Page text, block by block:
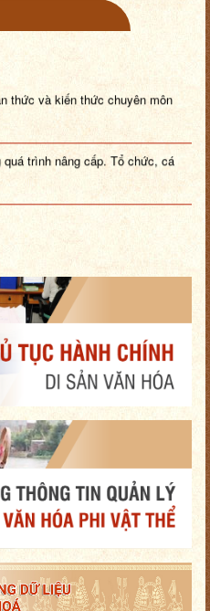
thức và kiến thức chuyên môn
quá trình nâng cấp. Tổ chức, cá